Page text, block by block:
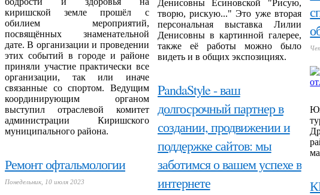
киришской земле прошёл с
обилием мероприятий,
посвящённых знаменательной
дате. В организации и проведении
этих событий в городе и районе
приняли участие практически все
организации, так или иначе
связанные со спортом. Ведущим
координирующим органом
выступил отраслевой комитет
администрации Киришского
муниципального района.
Ремонт офтальмологии
Понедельник, 10 июля 2023
Денисовны Есиновской "Рисую,
творю, рискую..." Это уже вторая
персональная выставка Лилии
Денисовны в картинной галерее,
также её работы можно было
видеть и в общих экспозициях.
PandaStyle - ваш
долгосрочный партнер в
создании, продвижении и
поддержке сайтов: мы
заботимся о вашем успехе в
интернете